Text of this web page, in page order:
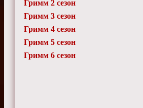
Гримм 2 сезон
Гримм 3 сезон
Гримм 4 сезон
Гримм 5 сезон
Гримм 6 сезон